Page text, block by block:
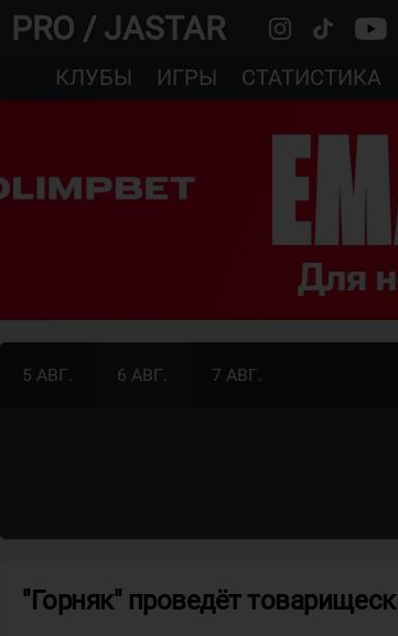
PRO / JASTAR
КЛУБЫ
ИГРЫ СТАТИСТИКА
5 АВГ. 6 АВГ. 7 АВГ.
"Горняк" проведёт